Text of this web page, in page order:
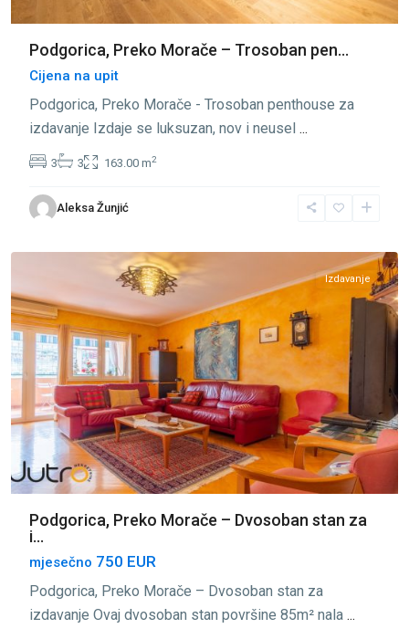
Podgorica, Preko Morače – Trosoban pen...
Cijena na upit
Podgorica, Preko Morače - Trosoban penthouse za
izdavanje Izdaje se luksuzan, nov i neusel ...
3 3 163.00 m2
Aleksa Žunjić
Preko
Morače,
Izdavanje
Podgorica, Preko Morače – Dvosoban stan za
i...
mjesečno 750 EUR
Podgorica, Preko Morače – Dvosoban stan za
izdavanje Ovaj dvosoban stan površine 85m² nala ...